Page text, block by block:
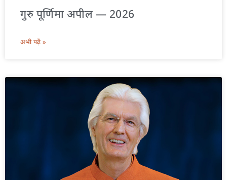
गुरु पूर्णिमा अपील — 2026
अभी पढ़ें »